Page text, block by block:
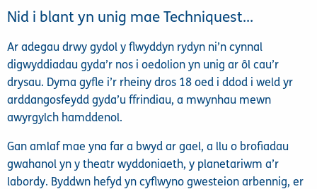
Nid i blant yn unig mae Techniquest…
Ar adegau drwy gydol y flwyddyn rydyn ni’n cynnal
digwyddiadau gyda’r nos i oedolion yn unig ar ôl cau’r
drysau. Dyma gyfle i’r rheiny dros 18 oed i ddod i weld yr
arddangosfeydd gyda’u ffrindiau, a mwynhau mewn
awyrgylch hamddenol.
Gan amlaf mae yna far a bwyd ar gael, a llu o brofiadau
gwahanol yn y theatr wyddoniaeth, y planetariwm a’r
labordy. Byddwn hefyd yn cyflwyno gwesteion arbennig, er